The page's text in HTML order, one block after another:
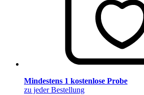
Mindestens 1 kostenlose Probe
zu jeder Bestellung